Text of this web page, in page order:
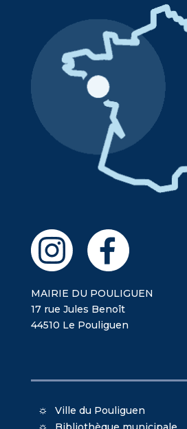
MAIRIE DU POULIGUEN
17 rue Jules Benoît
44510 Le Pouliguen
Ville du Pouliguen